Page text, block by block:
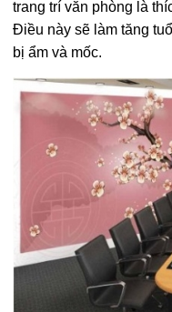
trang trí văn phòng là
Điều này sẽ làm tăng
bị ẩm và mốc.